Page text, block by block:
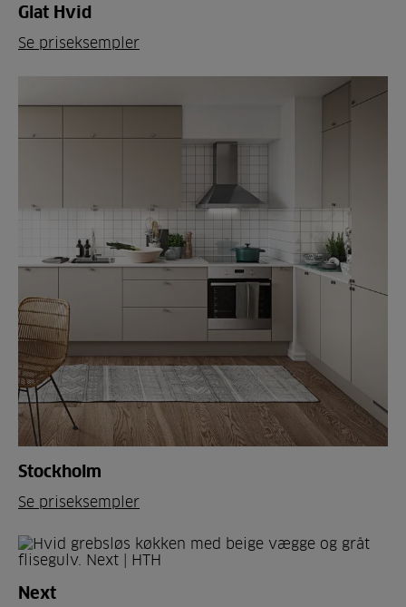
Glat Hvid
Se priseksempler
Stockholm
Se priseksempler
Next